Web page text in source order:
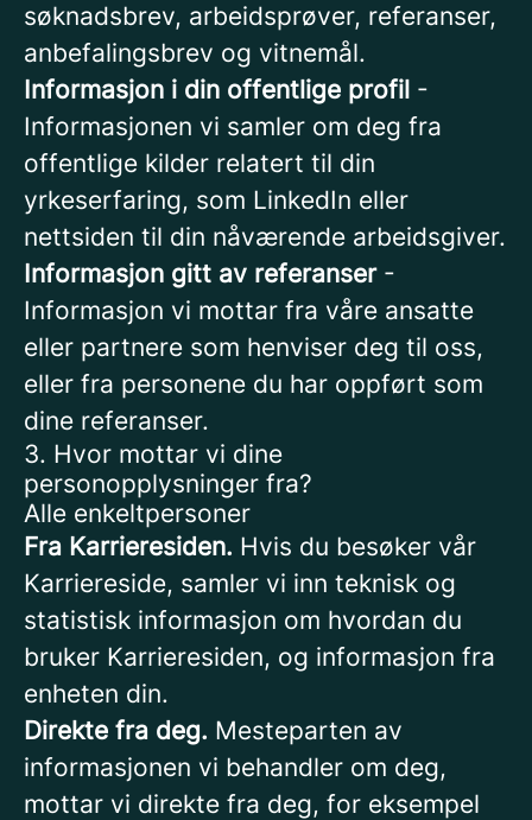
søknadsbrev, arbeidsprøver, referanser,
anbefalingsbrev og vitnemål.
Informasjon i din offentlige profil -
Informasjonen vi samler om deg fra
offentlige kilder relatert til din
yrkeserfaring, som LinkedIn eller
nettsiden til din nåværende arbeidsgiver.
Informasjon gitt av referanser-
Informasjon vi mottar fra våre ansatte
eller partnere som henviser deg til oss,
eller fra personene du har oppført som
dine referanser.
3. Hvor mottar vi dine
personopplysninger fra?
Alle enkeltpersoner
Fra Karrieresiden. Hvis du besøker vår
Karriereside, samler vi inn teknisk og
statistisk informasjon om hvordan du
bruker Karrieresiden, og informasjon fra
enheten din.
Direkte fra deg. Mesteparten av
informasjonen vi behandler om deg,
mottar vi direkte fra deg, for eksempel